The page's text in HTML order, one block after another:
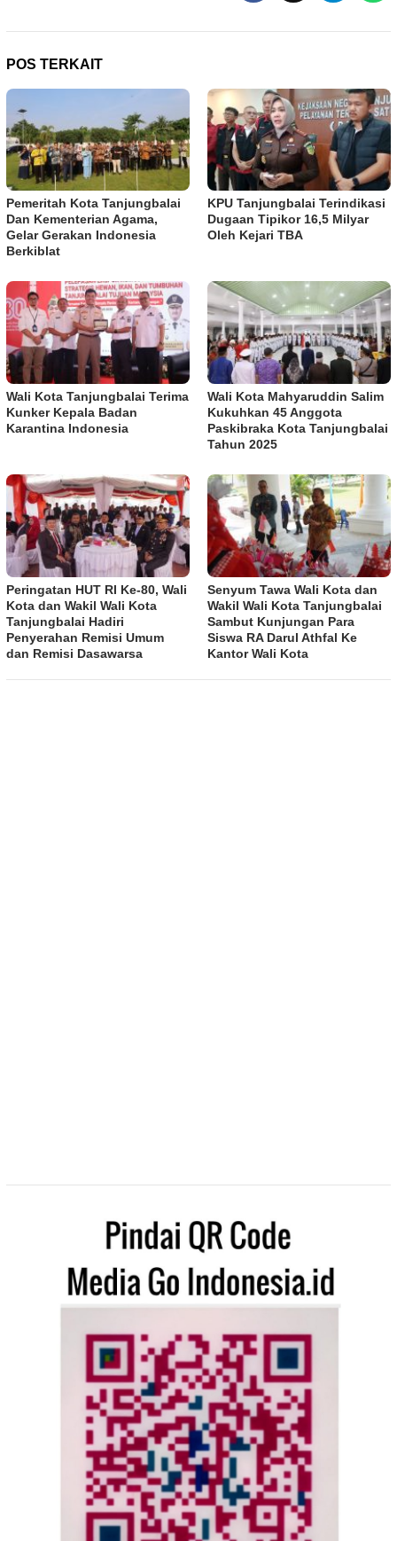
POS TERKAIT
Pemeritah Kota Tanjungbalai
Dan Kementerian Agama,
Gelar Gerakan Indonesia
Berkiblat
KPU Tanjungbalai Terindikasi
Dugaan Tipikor 16,5 Milyar
Oleh Kejari TBA
Wali Kota Tanjungbalai Terima
Kunker Kepala Badan
Karantina Indonesia
Wali Kota Mahyaruddin Salim
Kukuhkan 45 Anggota
Paskibraka Kota Tanjungbalai
Tahun 2025
Peringatan HUT RI Ke-80, Wali
Kota dan Wakil Wali Kota
Tanjungbalai Hadiri
Penyerahan Remisi Umum
dan Remisi Dasawarsa
Senyum Tawa Wali Kota dan
Wakil Wali Kota Tanjungbalai
Sambut Kunjungan Para
Siswa RA Darul Athfal Ke
Kantor Wali Kota